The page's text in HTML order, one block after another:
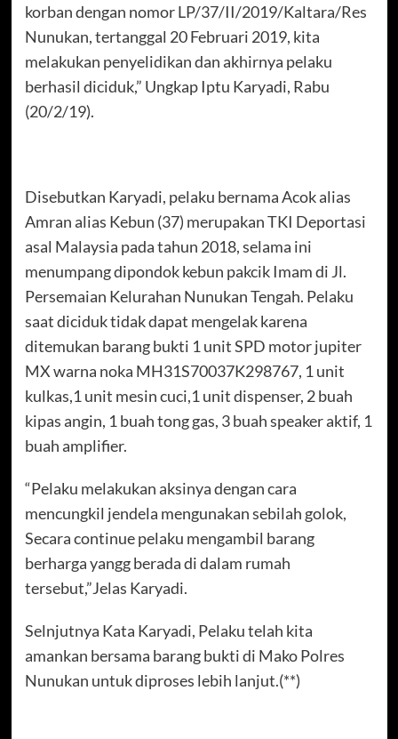
korban dengan nomor LP/37/II/2019/Kaltara/Res
Nunukan, tertanggal 20 Februari 2019, kita
melakukan penyelidikan dan akhirnya pelaku
berhasil diciduk,” Ungkap Iptu Karyadi, Rabu
(20/2/19).
Disebutkan Karyadi, pelaku bernama Acok alias
Amran alias Kebun (37) merupakan TKI Deportasi
asal Malaysia pada tahun 2018, selama ini
menumpang dipondok kebun pakcik Imam di Jl.
Persemaian Kelurahan Nunukan Tengah. Pelaku
saat diciduk tidak dapat mengelak karena
ditemukan barang bukti 1 unit SPD motor jupiter
MX warna noka MH31S70037K298767, 1 unit
kulkas,1 unit mesin cuci,1 unit dispenser, 2 buah
kipas angin, 1 buah tong gas, 3 buah speaker aktif, 1
buah amplifier.
“Pelaku melakukan aksinya dengan cara
mencungkil jendela mengunakan sebilah golok,
Secara continue pelaku mengambil barang
berharga yangg berada di dalam rumah
tersebut,”Jelas Karyadi.
Selnjutnya Kata Karyadi, Pelaku telah kita
amankan bersama barang bukti di Mako Polres
Nunukan untuk diproses lebih lanjut.(**)